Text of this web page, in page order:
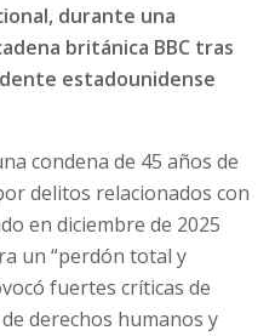
durante una
británica BBC tras
estadounidense
condena de 45 años de
delitos relacionados con
en diciembre de 2025
un “perdón total y
fuertes críticas de
derechos humanos y